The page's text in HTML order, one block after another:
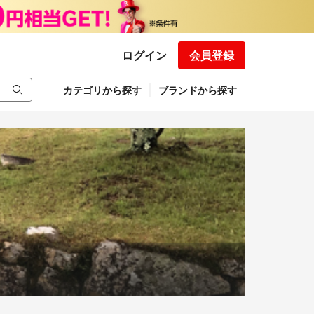
ログイン 会員登録
カテゴリから探す ブランドから探す